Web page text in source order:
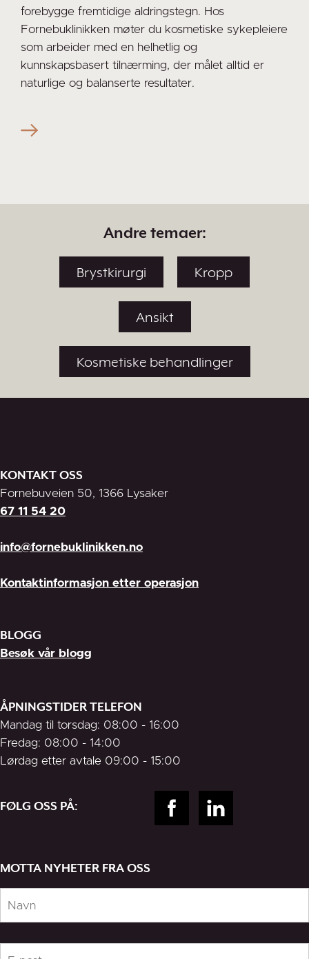
forebygge fremtidige aldringstegn. Hos
Fornebuklinikken møter du kosmetiske sykepleiere
som arbeider med en helhetlig og
kunnskapsbasert tilnærming, der målet alltid er
naturlige og balanserte resultater.
Andre temaer:
Brystkirurgi Kropp
Ansikt
Kosmetiske behandlinger
KONTAKT OSS
Fornebuveien 50, 1366 Lysaker
67 11 54 20
info@fornebuklinikken.no
Kontaktinformasjon etter operasjon
BLOGG
Besøk vår blogg
ÅPNINGSTIDER TELEFON
Mandag til torsdag: 08:00 - 16:00
Fredag: 08:00 - 14:00
Lørdag etter avtale 09:00 - 15:00
FØLG OSS PÅ:
MOTTA NYHETER FRA OSS